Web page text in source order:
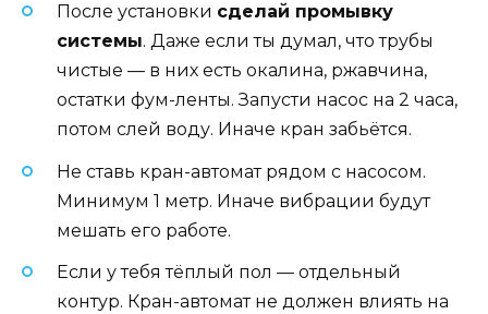
После установки сделай промывку
системы. Даже если ты думал, что трубы
чистые — в них есть окалина, ржавчина,
остатки фум-ленты. Запусти насос на 2 часа,
потом слей воду. Иначе кран забьётся.
Не ставь кран-автомат рядом с насосом.
Минимум 1 метр. Иначе вибрации будут
мешать его работе.
Если у тебя тёплый пол — отдельный
контур. Кран-автомат не должен влиять на